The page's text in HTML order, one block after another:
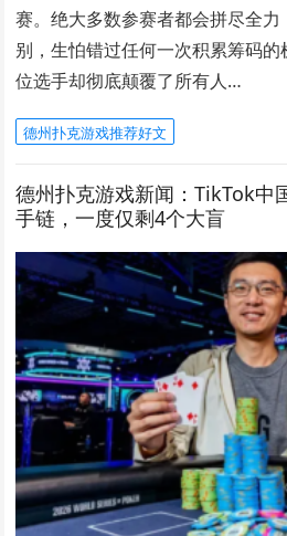
赛。绝大多数参赛者都会拼尽全
别，生怕错过任何一次积累筹码
位选手却彻底颠覆了所有人…
德州扑克游戏推荐好文
德州扑克游戏新闻：TikTok中
手链，一度仅剩4个大盲